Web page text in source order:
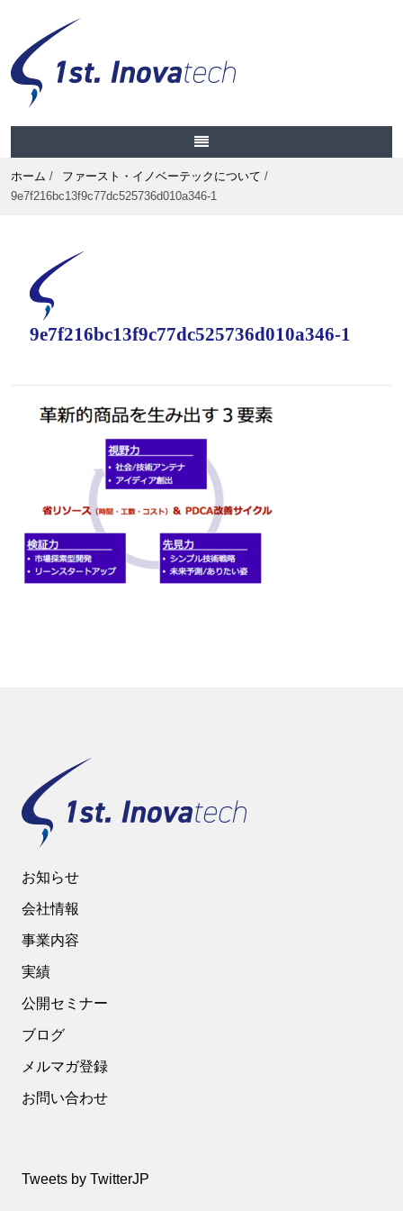
ホーム / ファースト・イノベーテックについて /
9e7f216bc13f9c77dc525736d010a346-1
9e7f216bc13f9c77dc525736d010a346-1
お知らせ
会社情報
事業内容
実績
公開セミナー
ブログ
メルマガ登録
お問い合わせ
Tweets by TwitterJP